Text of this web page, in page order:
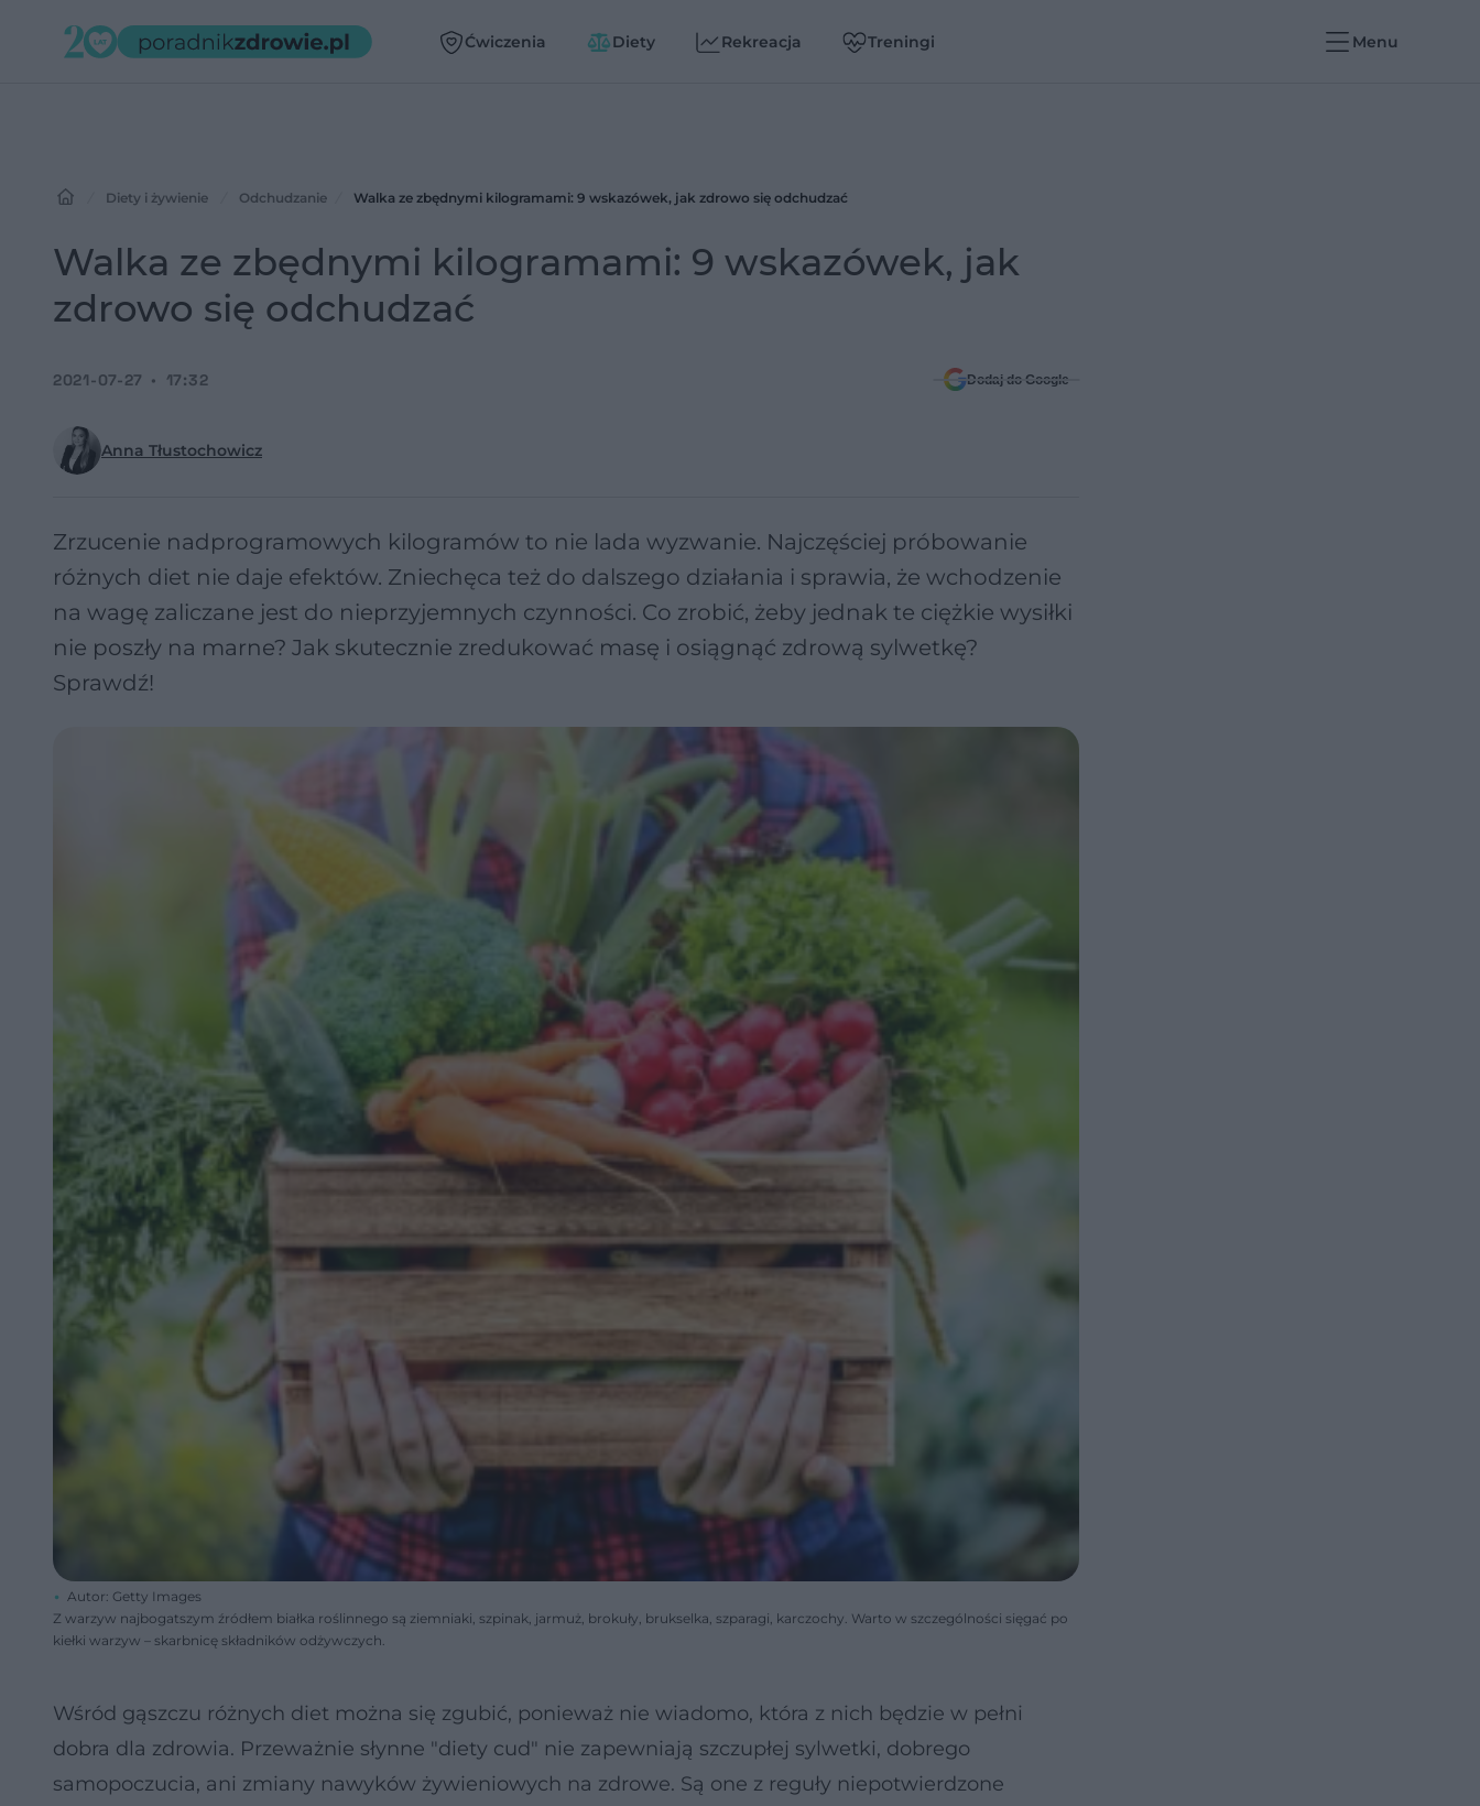
Ćwiczenia Diety Rekreacja Treningi Menu
Diety i żywienie Odchudzanie Walka ze zbędnymi kilogramami: 9 wskazówek, jak zdrowo się odchudzać
Walka ze zbędnymi kilogramami: 9 wskazówek, jak
zdrowo się odchudzać
Anna Tłustochowicz
2021-07-27 17:32 Dodaj do Google
Zrzucenie nadprogramowych kilogramów to nie lada wyzwanie. Najczęściej próbowanie
różnych diet nie daje efektów. Zniechęca też do dalszego działania i sprawia, że wchodzenie
na wagę zaliczane jest do nieprzyjemnych czynności. Co zrobić, żeby jednak te ciężkie wysiłki
nie poszły na marne? Jak skutecznie zredukować masę i osiągnąć zdrową sylwetkę?
Sprawdź!
Autor: Getty Images
Z warzyw najbogatszym źródłem białka roślinnego są ziemniaki, szpinak, jarmuż, brokuły, brukselka, szparagi, karczochy. Warto w szczególności sięgać po
kiełki warzyw – skarbnicę składników odżywczych.
Wśród gąszczu różnych diet można się zgubić, ponieważ nie wiadomo, która z nich będzie w pełni
dobra dla zdrowia. Przeważnie słynne "diety cud" nie zapewniają szczupłej sylwetki, dobrego
samopoczucia, ani zmiany nawyków żywieniowych na zdrowe. Są one z reguły niepotwierdzone